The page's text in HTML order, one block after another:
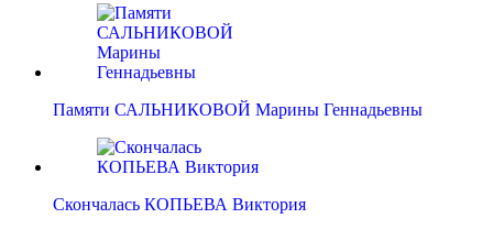
Памяти САЛЬНИКОВОЙ Марины Геннадьевны
Скончалась КОПЬЕВА Виктория